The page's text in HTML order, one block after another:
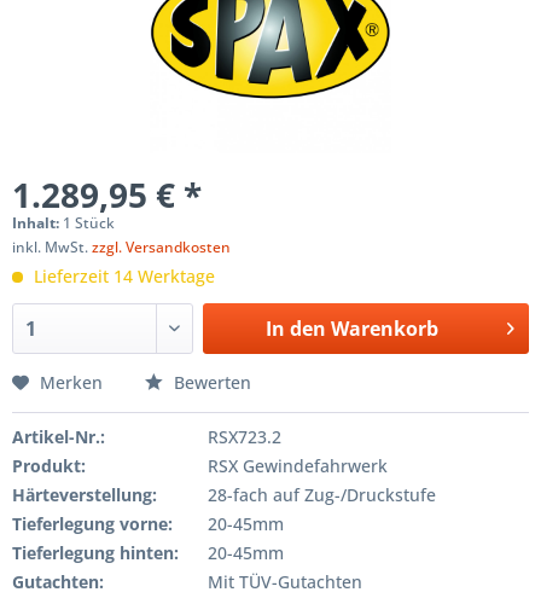
1.289,95 € *
Inhalt: 1 Stück
inkl. MwSt.zzgl. Versandkosten
Lieferzeit 14 Werktage
In den Warenkorb
Merken Bewerten
Artikel-Nr.:
RSX723.2
Produkt:
RSX Gewindefahrwerk
Härteverstellung:
28-fach auf Zug-/Druckstufe
Tieferlegung vorne:
20-45mm
Tieferlegung hinten:
20-45mm
Gutachten:
Mit TÜV-Gutachten